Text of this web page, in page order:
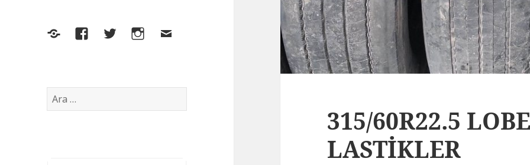
Yelp FacebookTwitterInstagram
E-
Arama:
315/60R22.5
LASTİKLER